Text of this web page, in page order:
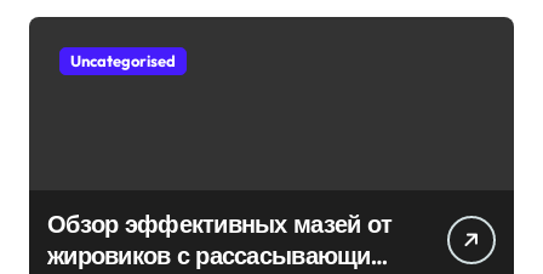
Uncategorised
Обзор эффективных мазей от
жировиков с рассасывающим